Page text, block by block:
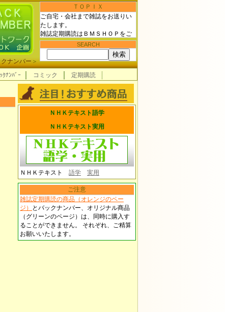
ＴＯＰＩＸ
ご自宅・会社まで雑誌をお送りい
たします。
雑誌定期購読はＢＭＳＨＯＰをご
利用下さい！SEARCH
ナンバー＞
ｸﾅﾝﾊﾞｰ コミック 定期購読
ＮＨＫテキスト語学
ＮＨＫテキスト実用
ＮＨＫテキスト 語学 実用
ご注意
雑誌定期購読の商品（オレンジのペー
ジ）
とバックナンバー、オリジナル商品
（グリーンのページ）は、同時に購入す
ることができません。 それぞれ、ご精算
お願いいたします。